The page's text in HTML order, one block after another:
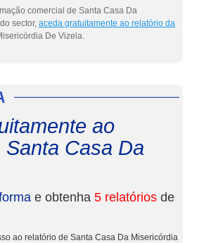
comercial de Santa Casa Da
sector, aceda gratuitamente ao relatório da
De Vizela.
ao
Casa Da
e obtenha 5 relatórios de
ao relatório de Santa Casa Da Misericórdia